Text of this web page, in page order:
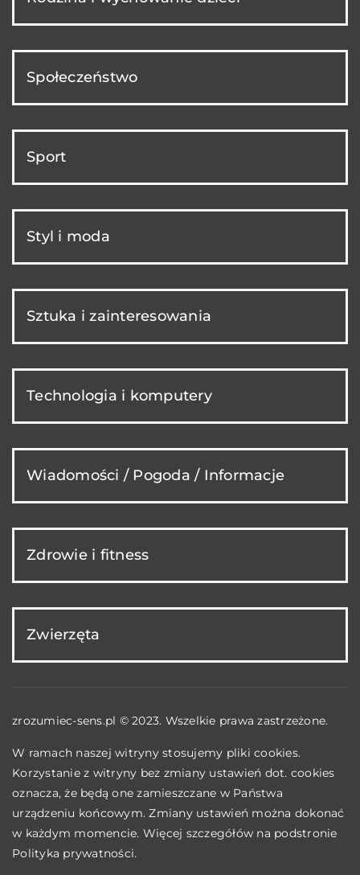
Społeczeństwo
Sport
Styl i moda
Sztuka i zainteresowania
Technologia i komputery
Wiadomości / Pogoda / Informacje
Zdrowie i fitness
Zwierzęta
zrozumiec-sens.pl © 2023. Wszelkie prawa zastrzeżone.
W ramach naszej witryny stosujemy pliki cookies.
Korzystanie z witryny bez zmiany ustawień dot. cookies
oznacza, że będą one zamieszczane w Państwa
urządzeniu końcowym. Zmiany ustawień można dokonać
w każdym momencie. Więcej szczegółów na podstronie
Polityka prywatności.